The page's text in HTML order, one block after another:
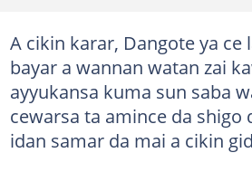
A cikin karar, Dangote ya ce
bayar a wannan watan zai
ayyukansa kuma sun saba
cewarsa ta amince da shigo
idan samar da mai a cikin